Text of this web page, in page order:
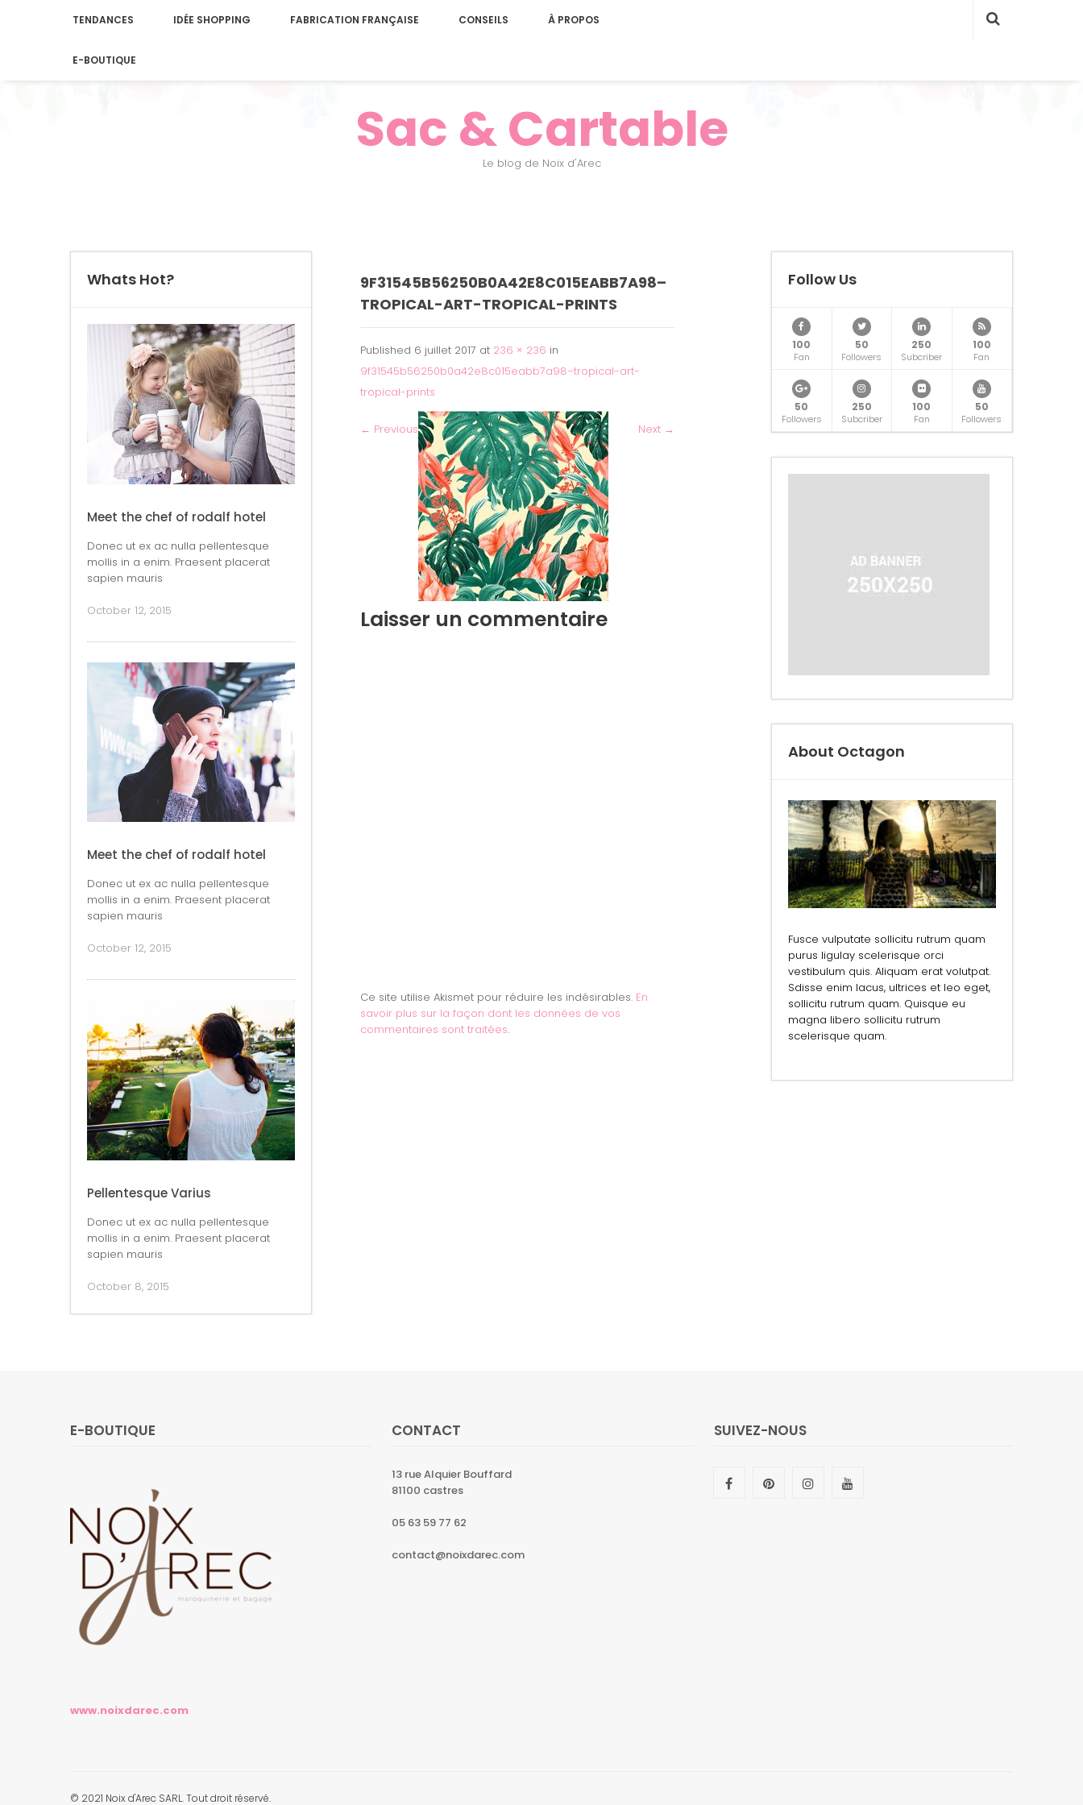
TENDANCES IDÉE SHOPPING FABRICATION FRANÇAISE CONSEILS À PROPOS
E-BOUTIQUE
Sac & Cartable
Le blog de Noix d'Arec
Whats Hot?
Meet the chef of rodalf hotel
Donec ut ex ac nulla pellentesque
mollis in a enim. Praesent placerat
sapien mauris
October 12, 2015
Meet the chef of rodalf hotel
Donec ut ex ac nulla pellentesque
mollis in a enim. Praesent placerat
sapien mauris
October 12, 2015
Pellentesque Varius
Donec ut ex ac nulla pellentesque
mollis in a enim. Praesent placerat
sapien mauris
October 8, 2015
9F31545B56250B0A42E8C015EABB7A98–
TROPICAL-ART-TROPICAL-PRINTS
Published 6 juillet 2017 at 236 × 236 in
9f31545b56250b0a42e8c015eabb7a98–tropical-art-
tropical-prints
← Previous Next →
Laisser un commentaire
Ce site utilise Akismet pour réduire les indésirables. En
savoir plus sur la façon dont les données de vos
commentaires sont traitées.
Follow Us
100
Fan
50
Followers
250
Subcriber
100
Fan
50
Followers
250
Subcriber
100
Fan
50
Followers
About Octagon
Fusce vulputate sollicitu rutrum quam
purus ligulay scelerisque orci
vestibulum quis. Aliquam erat volutpat.
Sdisse enim lacus, ultrices et leo eget,
sollicitu rutrum quam. Quisque eu
magna libero sollicitu rutrum
scelerisque quam.
E-BOUTIQUE
www.noixdarec.com
CONTACT
13 rue Alquier Bouffard
81100 castres
05 63 59 77 62
contact@noixdarec.com
SUIVEZ-NOUS
© 2021 Noix d'Arec SARL. Tout droit réservé.